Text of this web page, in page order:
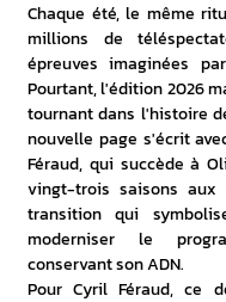
Chaque été, le même
millions de
épreuves imaginées
Pourtant, l'édition 2026
tournant dans l'histoire
nouvelle page s'écrit
Féraud, qui succède à
vingt-trois saisons aux
transition qui
moderniser le
conservant son ADN.
Pour Cyril Féraud, ce